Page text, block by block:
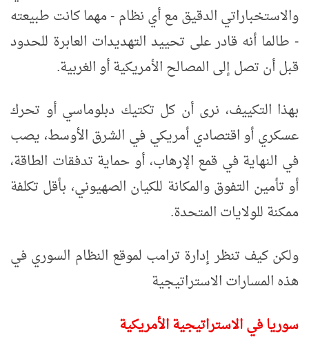
والاستخباراتي الدقيق مع أي نظام - مهما كانت طبيعته
- طالما أنه قادر على تحييد التهديدات العابرة للحدود
قبل أن تصل إلى المصالح الأمريكية أو الغربية.
بهذا التكييف، نرى أن كل تكتيك دبلوماسي أو تحرك
عسكري أو اقتصادي أمريكي في الشرق الأوسط، يصب
في النهاية في قمع الإرهاب، أو حماية تدفقات الطاقة،
أو تأمين التفوق والمكانة للكيان الصهيوني، بأقل تكلفة
ممكنة للولايات المتحدة.
ولكن كيف تنظر إدارة ترامب لموقع النظام السوري في
هذه المسارات الاستراتيجية
سوريا في الاستراتيجية الأمريكية